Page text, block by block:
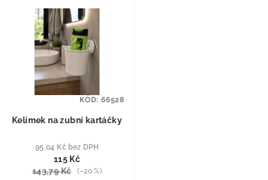
Kelímek na zubní kartáčky
95,04 Kč bez DPH
115 Kč
143,79 Kč
(–20 %)
KÓD: 66528